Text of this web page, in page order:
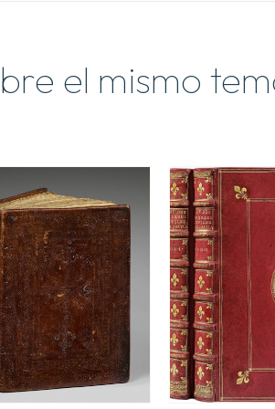
el mismo